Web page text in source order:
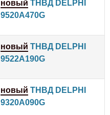
новый ТНВД DELPHI
9520A470G
новый ТНВД DELPHI
9522A190G
новый ТНВД DELPHI
9320A090G